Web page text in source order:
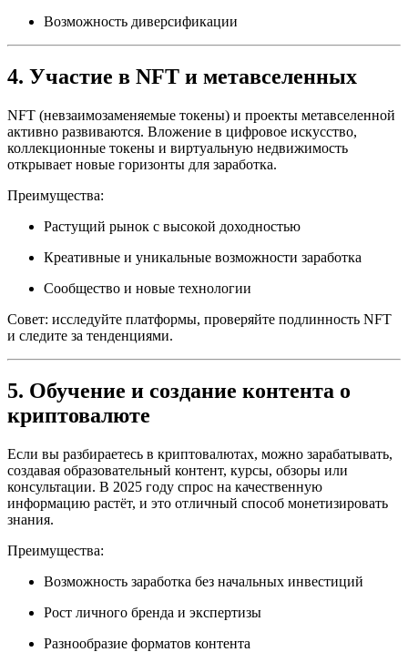
Возможность диверсификации
4. Участие в NFT и метавселенных
NFT (невзаимозаменяемые токены) и проекты метавселенной
активно развиваются. Вложение в цифровое искусство,
коллекционные токены и виртуальную недвижимость
открывает новые горизонты для заработка.
Преимущества:
Растущий рынок с высокой доходностью
Креативные и уникальные возможности заработка
Сообщество и новые технологии
Совет: исследуйте платформы, проверяйте подлинность NFT
и следите за тенденциями.
5. Обучение и создание контента о
криптовалюте
Если вы разбираетесь в криптовалютах, можно зарабатывать,
создавая образовательный контент, курсы, обзоры или
консультации. В 2025 году спрос на качественную
информацию растёт, и это отличный способ монетизировать
знания.
Преимущества:
Возможность заработка без начальных инвестиций
Рост личного бренда и экспертизы
Разнообразие форматов контента